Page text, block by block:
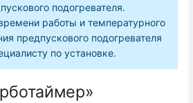
подогревателя.
работы и температурного
предпускового подогревателя
по установке.